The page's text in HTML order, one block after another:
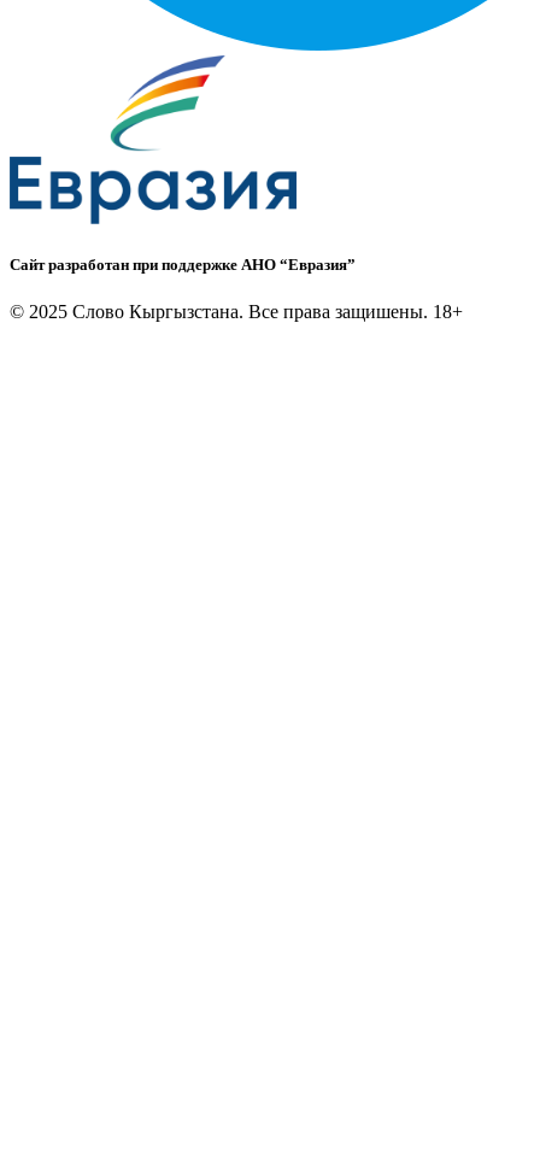
Сайт разработан при поддержке АНО “Евразия”
© 2025 Слово Кыргызстана. Все права защишены. 18+